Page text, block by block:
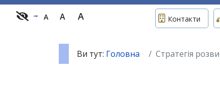
A A A Контакти
Ви тут: Головна Стратегія